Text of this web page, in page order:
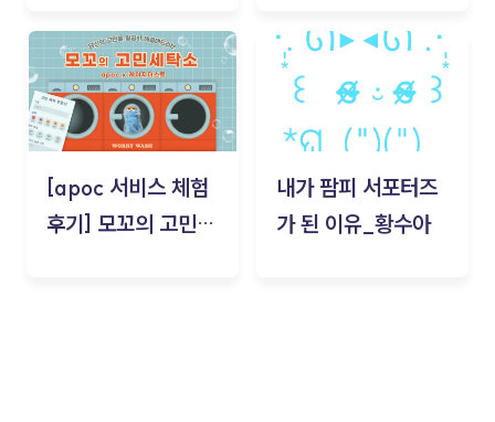
김태현
[apoc 서비스 체험
후기] 모꼬의 고민세
내가 팜피 서포터즈
가 된 이유_황수아